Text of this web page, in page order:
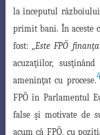
la începutul
primit bani. În aceste
fost: „ Este FPÖ
acuzaţiilor,
ameninţat cu procese.
FPÖ în Parlamentul
false şi motivate de
acum că FPÖ, cu